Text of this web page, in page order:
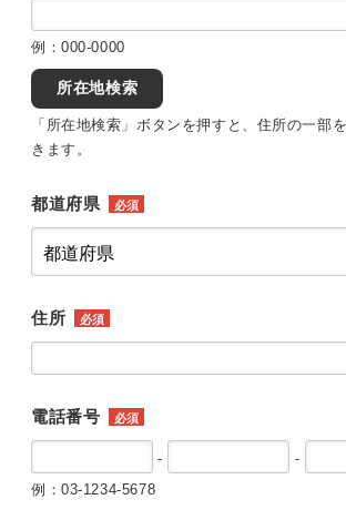
例：000-0000
所在地検索
「所在地検索」ボタンを押すと、住所の一部
きます。
都道府県 必須
住所 必須
電話番号 必須
-
-
例：03-1234-5678